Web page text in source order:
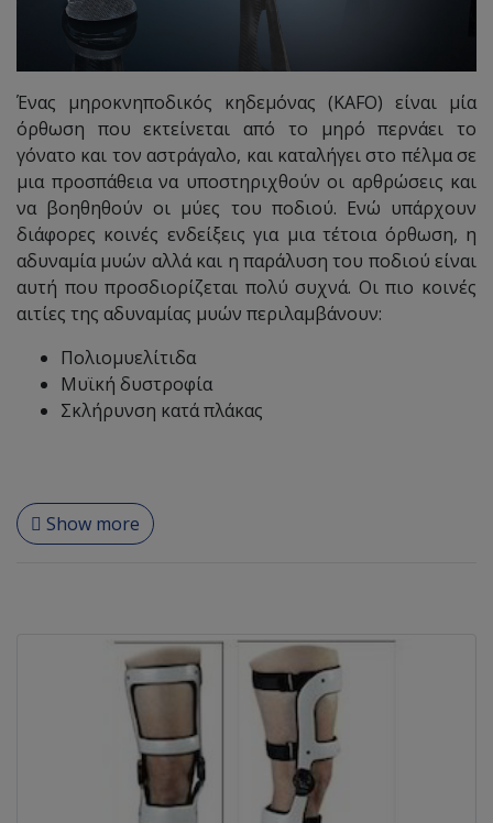
Ένας μηροκνηποδικός κηδεμόνας (KAFO) είναι μία
όρθωση που εκτείνεται από το μηρό περνάει το
γόνατο και τον αστράγαλο, και καταλήγει στο πέλμα σε
μια προσπάθεια να υποστηριχθούν οι αρθρώσεις και
να βοηθηθούν οι μύες του ποδιού. Ενώ υπάρχουν
διάφορες κοινές ενδείξεις για μια τέτοια όρθωση, η
αδυναμία μυών αλλά και η παράλυση του ποδιού είναι
αυτή που προσδιορίζεται πολύ συχνά. Οι πιο κοινές
αιτίες της αδυναμίας μυών περιλαμβάνουν:
Πολιομυελίτιδα
Μυϊκή δυστροφία
Σκλήρυνση κατά πλάκας
Show more